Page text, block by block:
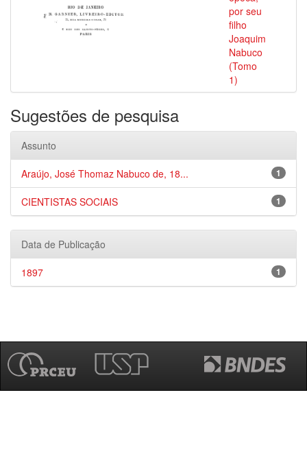
por seu
filho
Joaquim
Nabuco
(Tomo
1)
Sugestões de pesquisa
Assunto
1
Araújo, José Thomaz Nabuco de, 18...
1
CIENTISTAS SOCIAIS
Data de Publicação
1
1897